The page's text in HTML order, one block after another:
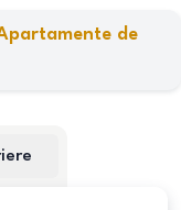
de